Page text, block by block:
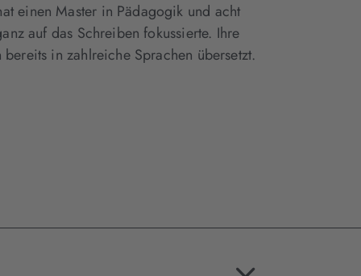
einen Master in Pädagogik und acht
auf das Schreiben fokussierte. Ihre
in zahlreiche Sprachen übersetzt.